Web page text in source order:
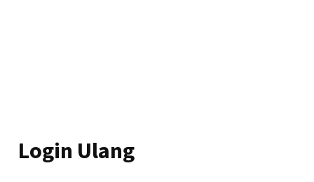
Login Ulang